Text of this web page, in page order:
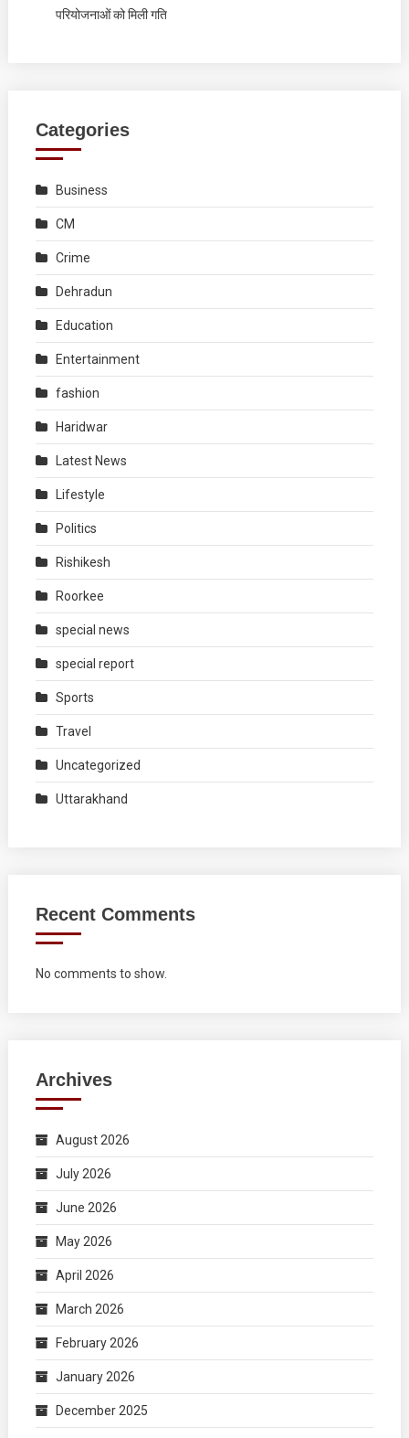
परियोजनाओं को मिली गति
Categories
Business
CM
Crime
Dehradun
Education
Entertainment
fashion
Haridwar
Latest News
Lifestyle
Politics
Rishikesh
Roorkee
special news
special report
Sports
Travel
Uncategorized
Uttarakhand
Recent Comments
No comments to show.
Archives
August 2026
July 2026
June 2026
May 2026
April 2026
March 2026
February 2026
January 2026
December 2025